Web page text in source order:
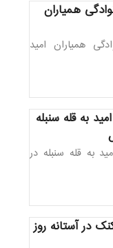
همیاران
همیاران امید
به قله سنبله
به قله سنبله در
در آستانه روز